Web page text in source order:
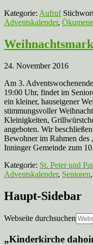
Kategorie: Aufruf
Adventskalender, Ökumene
24. November 2016
Am 3.
19:00 Uhr, findet im
ein kleiner, hauseigener
stimmungsvoller
Kleinigkeiten,
angeboten. Wir
Bewohner im Rahmen des
Inninger Gemeinde zum
Kategorie: St. Peter und
Adventskalender, Senioren,
Haupt-Sidebar
Webseite durchsuchen
„Kinderkirche